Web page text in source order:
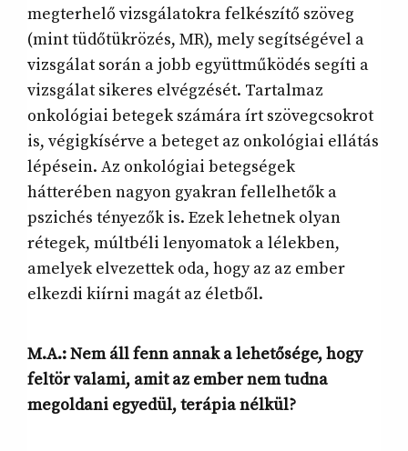
megterhelő vizsgálatokra felkészítő szöveg
(mint tüdőtükrözés, MR), mely segítségével a
vizsgálat során a jobb együttműködés segíti a
vizsgálat sikeres elvégzését. Tartalmaz
onkológiai betegek számára írt szövegcsokrot
is, végigkísérve a beteget az onkológiai ellátás
lépésein. Az onkológiai betegségek
hátterében nagyon gyakran fellelhetők a
pszichés tényezők is. Ezek lehetnek olyan
rétegek, múltbéli lenyomatok a lélekben,
amelyek elvezettek oda, hogy az az ember
elkezdi kiírni magát az életből.
M.A.: Nem áll fenn annak a lehetősége, hogy
feltör valami, amit az ember nem tudna
megoldani egyedül, terápia nélkül?